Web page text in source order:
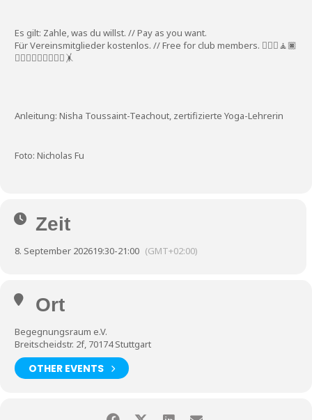
Es gilt: Zahle, was du willst. // Pay as you want.
Für Vereinsmitglieder kostenlos. // Free for club members. 🧘🏽‍♀️🧘🏿
🧘🏻‍♂️🤸🏻‍♀️🤸🏻‍♂️🤸
Anleitung: Nisha Toussaint-Teachout, zertifizierte Yoga-Lehrerin
Foto: Nicholas Fu
Zeit
8. September 202619:30-21:00 (GMT+02:00)
Ort
Begegnungsraum e.V.
Breitscheidstr. 2f, 70174 Stuttgart
OTHER EVENTS